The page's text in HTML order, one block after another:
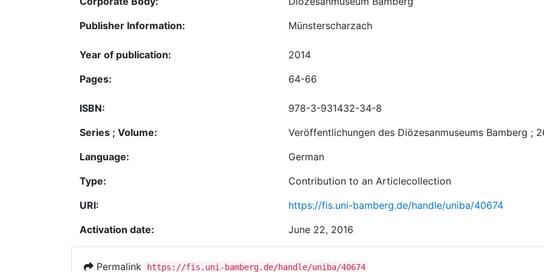
Publisher Information:
Münsterscharzach
Year of publication:
2014
Pages:
64-66
ISBN:
978-3-931432-34-8
Series ; Volume:
Veröffentlichungen des Diözesanmuseums Bamberg ;
Language:
German
Type:
Contribution to an Articlecollection
URI:
https://fis.uni-bamberg.de/handle/uniba/40674
Activation date:
June 22, 2016
Permalink https://fis.uni-bamberg.de/handle/uniba/40674